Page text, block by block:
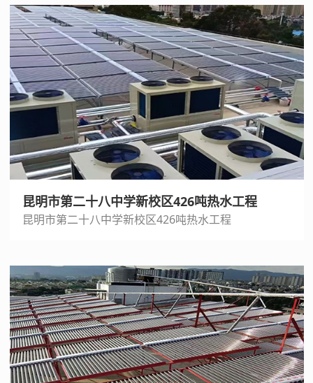
昆明市第二十八中学新校区426吨热水工程
昆明市第二十八中学新校区426吨热水工程